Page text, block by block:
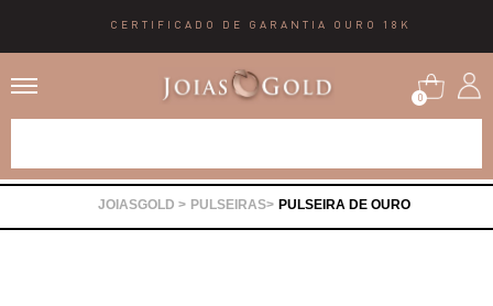
CERTIFICADO DE GARANTIA OURO 18K
0
PULSEIRAS PULSEIRA DE OURO